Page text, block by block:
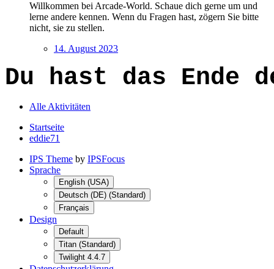
Willkommen bei Arcade-World. Schaue dich gerne um und
lerne andere kennen. Wenn du Fragen hast, zögern Sie bitte
nicht, sie zu stellen.
14. August 2023
W
Alle Aktivitäten
Startseite
eddie71
IPS Theme by IPSFocus
Sprache
English (USA)
Deutsch (DE) (Standard)
Français
Design
Default
Titan (Standard)
Twilight 4.4.7